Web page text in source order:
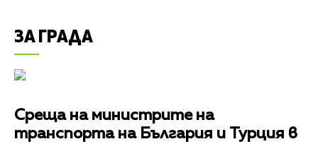
ЗА ГРАДА
Среща на министрите на
транспорта на България и Турция в